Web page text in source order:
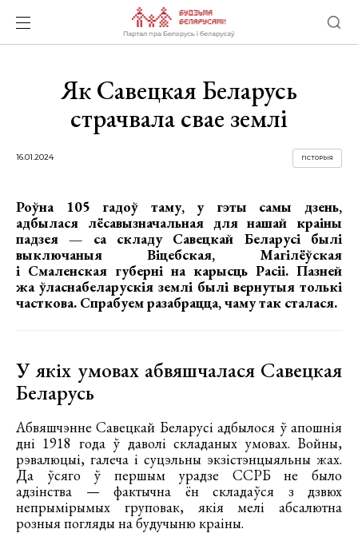
Як Савецкая Беларусь
страчвала свае землі
16.01.2024 ГІСТОРЫЯ
Роўна 105 гадоў таму, у гэты самы дзень,
адбылася лёсавызначальная для нашай краіны
падзея — са складу Савецкай Беларусі былі
выключаныя Віцебская, Магілёўская
і Смаленская губерні на карысць Расіі. Пазней
жа ўласнабеларускія землі былі вернутыя толькі
часткова. Спрабуем разабрацца, чаму так сталася.
У якіх умовах абвяшчалася Савецкая
Беларусь
Абвяшчэнне Савецкай Беларусі адбылося ў апошнія
дні 1918 года ў даволі складаных умовах. Войны,
рэвалюцыі, галеча і суцэльны экзістэнцыяльны жах.
Да ўсяго ў першым урадзе ССРБ не было
адзінства — фактычна ён складаўся з дзвюх
непрымірымых груповак, якія мелі абсалютна
розныя погляды на будучыню краіны.